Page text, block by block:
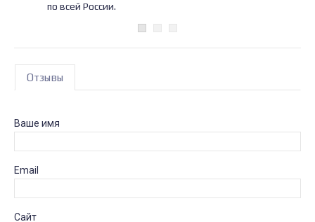
по всей России.
Отзывы
Ваше имя
Email
Сайт